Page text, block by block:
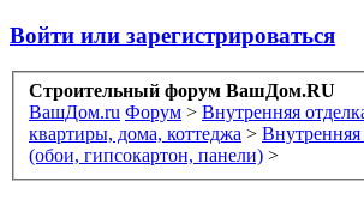
Войти или зарегистрироваться
Строительный форум ВашДом.RU
ВашДом.ru Форум > Внутренняя
квартиры, дома, коттеджа > Внутренняя
(обои, гипсокартон, панели) >